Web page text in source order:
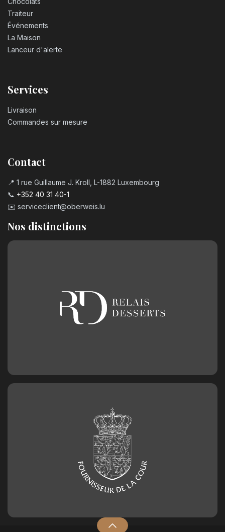
Traiteur
Événements
La Maison
Lanceur d'alerte
Services
Livraison
Commandes sur mesure
Contact
📍 1 rue Guillaume J. Kroll, L-1882 Luxembourg
📞 +352 40 31 40-1
✉️ serviceclient@oberweis.lu
Nos distinctions